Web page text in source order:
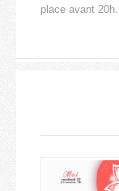
place avant 20h.